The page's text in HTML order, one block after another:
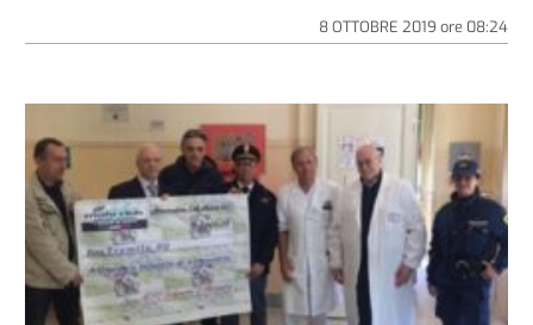
8 OTTOBRE 2019 ore 08:24